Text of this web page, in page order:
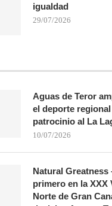
igualdad
29/07/2026
Aguas de Teror
el deporte
patrocinio al La
10/07/2026
Natural Greatness
primero en la XXX
Norte de Gran